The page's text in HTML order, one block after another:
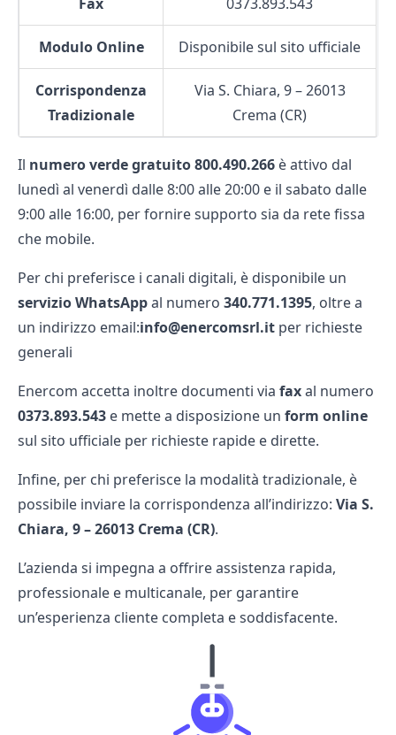
Modulo Online Disponibile sul sito ufficiale
Corrispondenza
Tradizionale
Via S. Chiara, 9 – 26013
Crema (CR)
Il numero verde gratuito 800.490.266 è attivo dal
lunedì al venerdì dalle 8:00 alle 20:00 e il sabato dalle
9:00 alle 16:00, per fornire supporto sia da rete fissa
che mobile.
Per chi preferisce i canali digitali, è disponibile un
servizio WhatsAppal numero 340.771.1395, oltre a
un indirizzo email:info@enercomsrl.it per richieste
generali
Enercom accetta inoltre documenti via faxal numero
0373.893.543 e mette a disposizione un form online
sul sito ufficiale per richieste rapide e dirette.
Infine, per chi preferisce la modalità tradizionale, è
possibile inviare la corrispondenza all’indirizzo: Via S.
Chiara, 9 – 26013 Crema (CR).
L’azienda si impegna a offrire assistenza rapida,
professionale e multicanale, per garantire
un’esperienza cliente completa e soddisfacente.